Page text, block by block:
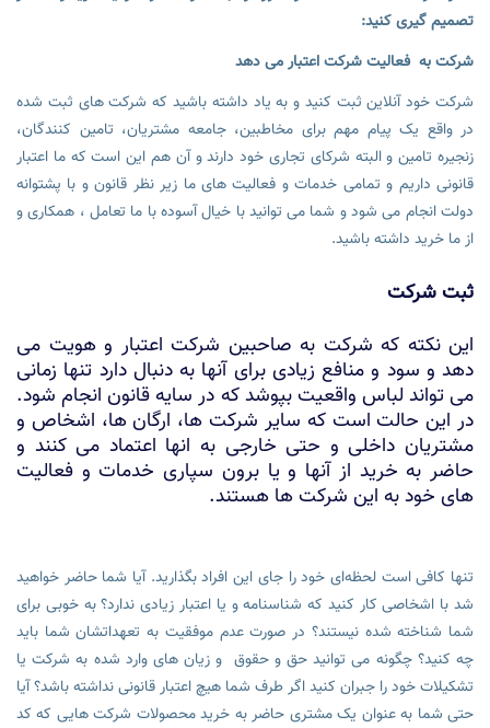
تصمیم گیری کنید:
شرکت به فعالیت شرکت اعتبار می دهد
شرکت خود آنلاین ثبت کنید و به یاد داشته باشید که شرکت های ثبت شده
در واقع یک پیام مهم برای مخاطبین، جامعه مشتریان، تامین کنندگان،
زنجیره تامین و البته شرکای تجاری خود دارند و آن هم این است که ما اعتبار
قانونی داریم و تمامی خدمات و فعالیت های ما زیر نظر قانون و با پشتوانه
دولت انجام می شود و شما می توانید با خیال آسوده با ما تعامل ، همکاری و
از ما خرید داشته باشید.
ثبت شرکت
این نکته که شرکت به صاحبین شرکت اعتبار و هویت می
دهد و سود و منافع زیادی برای آنها به دنبال دارد تنها زمانی
می تواند لباس واقعیت بپوشد که در سایه قانون انجام شود.
در این حالت است که سایر شرکت ها، ارگان ها، اشخاص و
مشتریان داخلی و حتی خارجی به انها اعتماد می کنند و
حاضر به خرید از آنها و یا برون سپاری خدمات و فعالیت
های خود به این شرکت ها هستند.
تنها کافی است لحظه‌ای خود را جای این افراد بگذارید. آیا شما حاضر خواهید
شد با اشخاصی کار کنید که شناسنامه و یا اعتبار زیادی ندارد؟ به خوبی برای
شما شناخته شده نیستند؟ در صورت عدم موفقیت به تعهداتشان شما باید
چه کنید؟ چگونه می توانید حق و حقوق و زیان های وارد شده به شرکت یا
تشکیلات خود را جبران کنید اگر طرف شما هیچ اعتبار قانونی نداشته باشد؟ آیا
حتی شما به عنوان یک مشتری حاضر به خرید محصولات شرکت هایی که کد